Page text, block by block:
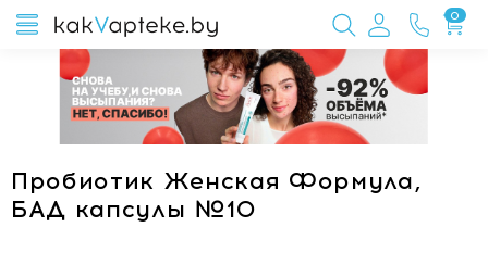
0
Пробиотик Женская Формула,
БАД капсулы №10